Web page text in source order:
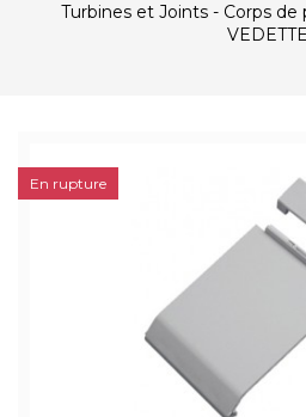
Turbines et Joints - Corps de
VEDETTE
En rupture